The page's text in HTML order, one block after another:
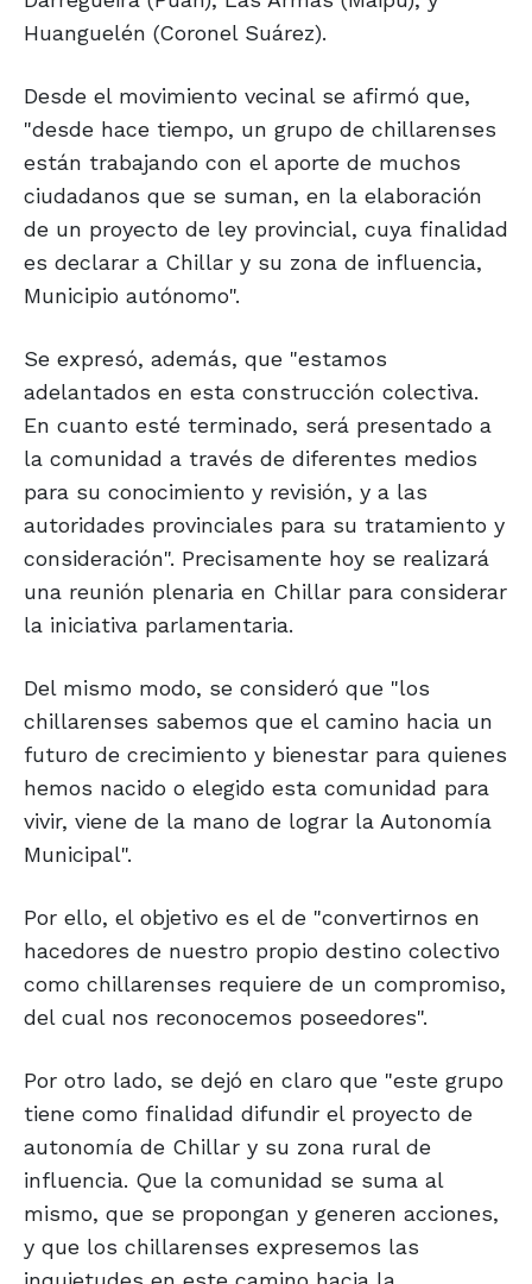
Huanguelén (Coronel Suárez).
Desde el movimiento vecinal se afirmó que,
"desde hace tiempo, un grupo de chillarenses
están trabajando con el aporte de muchos
ciudadanos que se suman, en la elaboración
de un proyecto de ley provincial, cuya finalidad
es declarar a Chillar y su zona de influencia,
Municipio autónomo".
Se expresó, además, que "estamos
adelantados en esta construcción colectiva.
En cuanto esté terminado, será presentado a
la comunidad a través de diferentes medios
para su conocimiento y revisión, y a las
autoridades provinciales para su tratamiento y
consideración". Precisamente hoy se realizará
una reunión plenaria en Chillar para considerar
la iniciativa parlamentaria.
Del mismo modo, se consideró que "los
chillarenses sabemos que el camino hacia un
futuro de crecimiento y bienestar para quienes
hemos nacido o elegido esta comunidad para
vivir, viene de la mano de lograr la Autonomía
Municipal".
Por ello, el objetivo es el de "convertirnos en
hacedores de nuestro propio destino colectivo
como chillarenses requiere de un compromiso,
del cual nos reconocemos poseedores".
Por otro lado, se dejó en claro que "este grupo
tiene como finalidad difundir el proyecto de
autonomía de Chillar y su zona rural de
influencia. Que la comunidad se suma al
mismo, que se propongan y generen acciones,
y que los chillarenses expresemos las